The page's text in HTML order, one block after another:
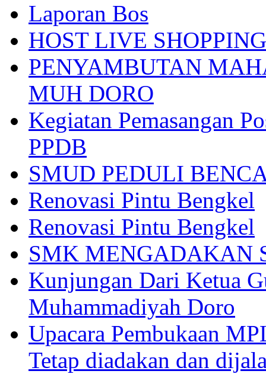
Laporan Bos
HOST LIVE SHOPPING
PENYAMBUTAN
MUH DORO
Kegiatan Pemasangan
PPDB
SMUD PEDULI
Renovasi Pintu Bengkel
Renovasi Pintu Bengkel
SMK MENGADAKAN
Kunjungan Dari Ketua
Muhammadiyah Doro
Upacara Pembukaan
Tetap diadakan dan